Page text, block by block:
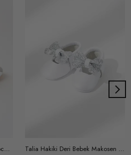
Papillon Arkası Kelebekli Kız Çocuk Bantlı Rugan Ayakkabı Talia Hakiki Deri Bebek Makosen Ayakkabı